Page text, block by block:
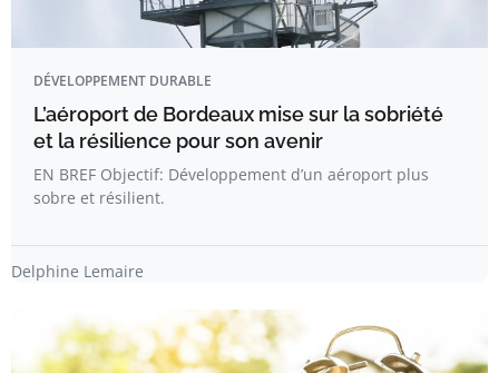
DÉVELOPPEMENT DURABLE
L’aéroport de Bordeaux mise sur la sobriété
et la résilience pour son avenir
EN BREF Objectif: Développement d’un aéroport plus
sobre et résilient.
Delphine Lemaire